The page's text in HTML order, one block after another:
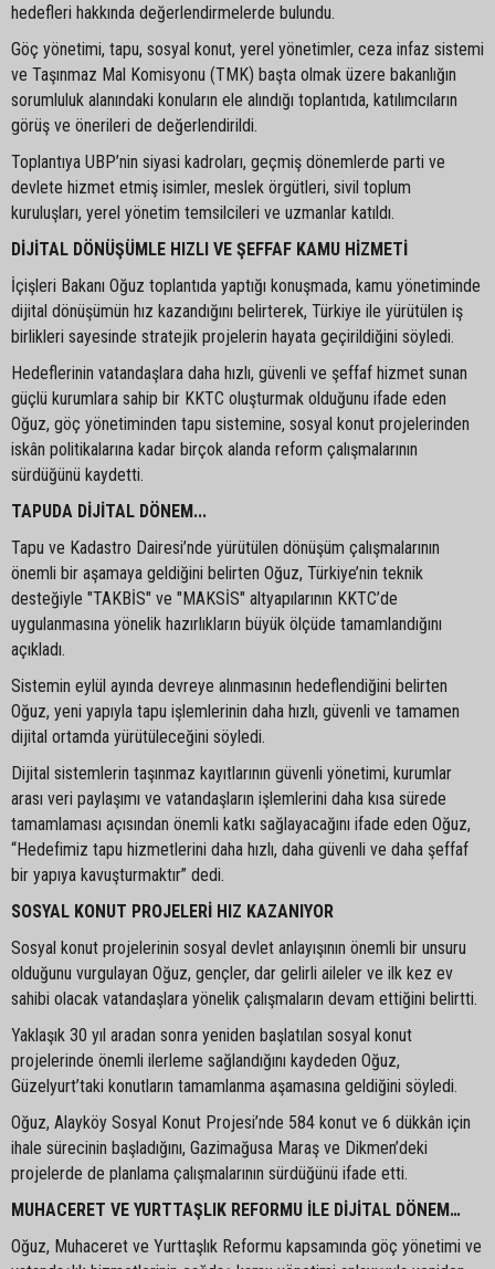
hedefleri hakkında değerlendirmelerde bulundu.
Göç yönetimi, tapu, sosyal konut, yerel yönetimler, ceza infaz sistemi
ve Taşınmaz Mal Komisyonu (TMK) başta olmak üzere bakanlığın
sorumluluk alanındaki konuların ele alındığı toplantıda, katılımcıların
görüş ve önerileri de değerlendirildi.
Toplantıya UBP’nin siyasi kadroları, geçmiş dönemlerde parti ve
devlete hizmet etmiş isimler, meslek örgütleri, sivil toplum
kuruluşları, yerel yönetim temsilcileri ve uzmanlar katıldı.
DİJİTAL DÖNÜŞÜMLE HIZLI VE ŞEFFAF KAMU HİZMETİ
İçişleri Bakanı Oğuz toplantıda yaptığı konuşmada, kamu yönetiminde
dijital dönüşümün hız kazandığını belirterek, Türkiye ile yürütülen iş
birlikleri sayesinde stratejik projelerin hayata geçirildiğini söyledi.
Hedeflerinin vatandaşlara daha hızlı, güvenli ve şeffaf hizmet sunan
güçlü kurumlara sahip bir KKTC oluşturmak olduğunu ifade eden
Oğuz, göç yönetiminden tapu sistemine, sosyal konut projelerinden
iskân politikalarına kadar birçok alanda reform çalışmalarının
sürdüğünü kaydetti.
TAPUDA DİJİTAL DÖNEM...
Tapu ve Kadastro Dairesi’nde yürütülen dönüşüm çalışmalarının
önemli bir aşamaya geldiğini belirten Oğuz, Türkiye’nin teknik
desteğiyle "TAKBİS" ve "MAKSİS" altyapılarının KKTC’de
uygulanmasına yönelik hazırlıkların büyük ölçüde tamamlandığını
açıkladı.
Sistemin eylül ayında devreye alınmasının hedeflendiğini belirten
Oğuz, yeni yapıyla tapu işlemlerinin daha hızlı, güvenli ve tamamen
dijital ortamda yürütüleceğini söyledi.
Dijital sistemlerin taşınmaz kayıtlarının güvenli yönetimi, kurumlar
arası veri paylaşımı ve vatandaşların işlemlerini daha kısa sürede
tamamlaması açısından önemli katkı sağlayacağını ifade eden Oğuz,
“Hedefimiz tapu hizmetlerini daha hızlı, daha güvenli ve daha şeffaf
bir yapıya kavuşturmaktır” dedi.
SOSYAL KONUT PROJELERİ HIZ KAZANIYOR
Sosyal konut projelerinin sosyal devlet anlayışının önemli bir unsuru
olduğunu vurgulayan Oğuz, gençler, dar gelirli aileler ve ilk kez ev
sahibi olacak vatandaşlara yönelik çalışmaların devam ettiğini belirtti.
Yaklaşık 30 yıl aradan sonra yeniden başlatılan sosyal konut
projelerinde önemli ilerleme sağlandığını kaydeden Oğuz,
Güzelyurt’taki konutların tamamlanma aşamasına geldiğini söyledi.
Oğuz, Alayköy Sosyal Konut Projesi’nde 584 konut ve 6 dükkân için
ihale sürecinin başladığını, Gazimağusa Maraş ve Dikmen’deki
projelerde de planlama çalışmalarının sürdüğünü ifade etti.
MUHACERET VE YURTTAŞLIK REFORMU İLE DİJİTAL DÖNEM…
Oğuz, Muhaceret ve Yurttaşlık Reformu kapsamında göç yönetimi ve